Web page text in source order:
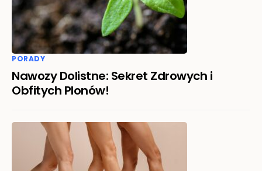
PORADY
Nawozy Dolistne: Sekret Zdrowych i
Obfitych Plonów!